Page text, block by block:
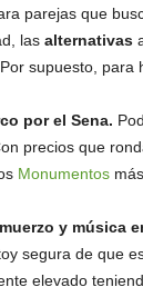
parejas que
las alternativas
supuesto, para
por el Sena.
precios que
Monumentosmás
y música
segura de que
elevado